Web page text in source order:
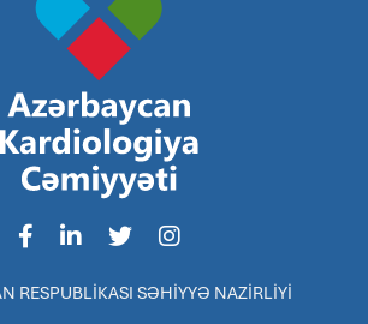
RESPUBLİKASI SƏHİYYƏ NAZİRLİYİ